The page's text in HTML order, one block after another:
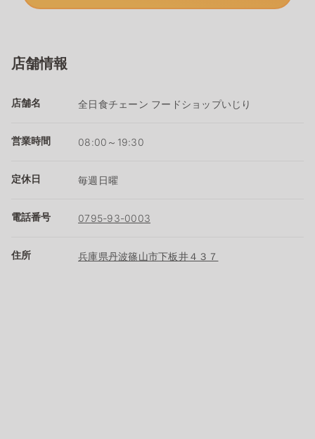
店舗情報
店舗名 全日食チェーン フードショップいじり
営業時間 08:00～19:30
定休日 毎週日曜
電話番号 0795-93-0003
住所 兵庫県丹波篠山市下板井４３７